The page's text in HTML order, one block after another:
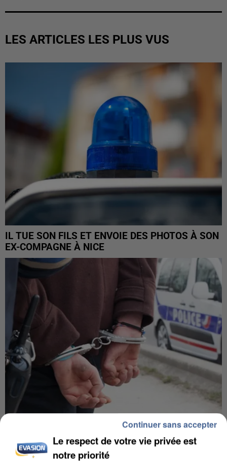
LES ARTICLES LES PLUS VUS
IL TUE SON FILS ET ENVOIE DES PHOTOS À SON
EX-COMPAGNE À NICE
L’UN DES FONDATEURS SUPPOSÉS DE LA DZ
MAFIA INTERPELLÉ EN ALGÉRIE
Le respect de votre vie privée est
notre priorité
Continuer sans accepter